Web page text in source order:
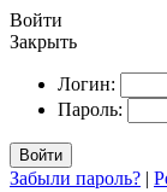
Войти
Закрыть
Логин:
Пароль:
Войти
Забыли пароль? |